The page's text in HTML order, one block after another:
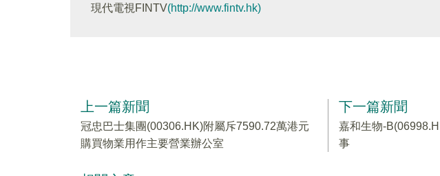
現代電視FINTV(http://www.fintv.hk)
上一篇新聞
冠忠巴士集團(00306.HK)附屬斥7590.72萬港元
購買物業用作主要營業辦公室
下一篇新聞
嘉和生物-
事